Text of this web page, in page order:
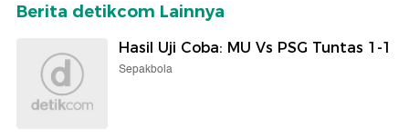
Berita detikcom Lainnya
Hasil Uji Coba: MU Vs PSG Tuntas 1-1
Sepakbola